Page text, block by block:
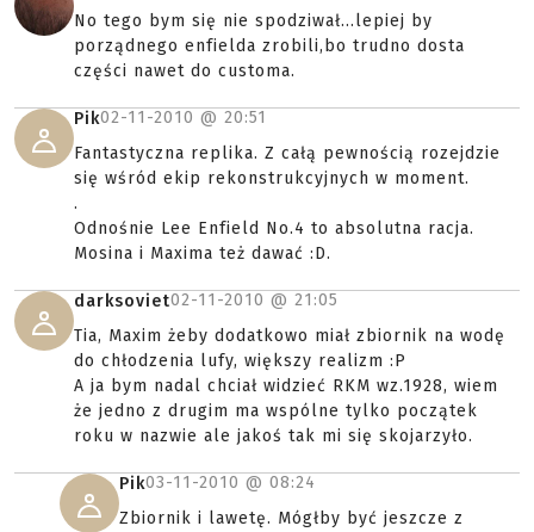
No tego bym się nie spodziwał...lepiej by
porządnego enfielda zrobili,bo trudno dosta
części nawet do customa.
Pik02-11-2010 @ 20:51
Fantastyczna replika. Z całą pewnością rozejdzie
się wśród ekip rekonstrukcyjnych w moment.
.
Odnośnie Lee Enfield No.4 to absolutna racja.
Mosina i Maxima też dawać :D.
darksoviet02-11-2010 @ 21:05
Tia, Maxim żeby dodatkowo miał zbiornik na wodę
do chłodzenia lufy, większy realizm :P
A ja bym nadal chciał widzieć RKM wz.1928, wiem
że jedno z drugim ma wspólne tylko początek
roku w nazwie ale jakoś tak mi się skojarzyło.
Pik03-11-2010 @ 08:24
Zbiornik i lawetę. Mógłby być jeszcze z